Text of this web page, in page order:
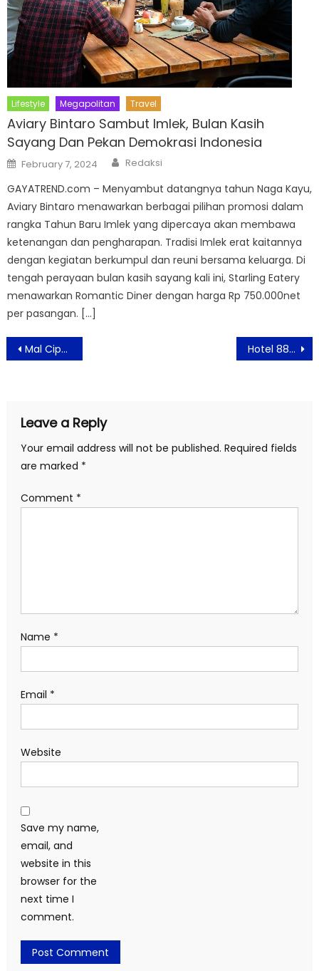
Lifestyle Megapolitan Travel
Aviary Bintaro Sambut Imlek, Bulan Kasih
Sayang Dan Pekan Demokrasi Indonesia
Posted
on
February 7, 2024 Author
Redaksi
GAYATREND.com – Menyambut datangnya tahun Naga Kayu,
Aviary Bintaro menawarkan berbagai pilihan promosi dalam
rangka Tahun Baru Imlek yang dipercaya akan membawa
ketenangan dan pengharapan. Tradisi Imlek erat kaitannya
dengan kegiatan berkumpul dan reuni bersama keluarga. Di
tengah perayaan bulan kasih sayang kali ini, Starling Eatery
menawarkan Romantic Diner dengan harga Rp 750.000net
per pasangan. […]
Post
navigation
Mal Ciputra Jakarta Dukung Kreativitas Generasi Muda Lewat CL Cup Mural Competition 2026 Hotel 88 Mangga Besar VIII Hadirkan “Twilight Feast” Pengalaman Iftar Tak Terlupakan di Oma Wajik Resto
Leave a Reply
Your email address will not be published. Required fields
are marked *
Comment *
Name *
Email *
Website
Save my name,
email, and
website in this
browser for the
next time I
comment.